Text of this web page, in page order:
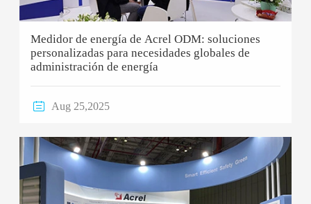
Medidor de energía de Acrel ODM: soluciones
personalizadas para necesidades globales de
administración de energía
 Aug 25,2025